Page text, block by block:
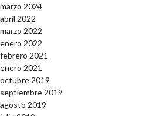
marzo 2024
abril 2022
marzo 2022
enero 2022
febrero 2021
enero 2021
octubre 2019
septiembre 2019
agosto 2019